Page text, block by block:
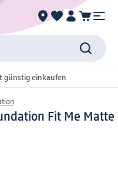
günstig einkaufen
Fit Me Matte